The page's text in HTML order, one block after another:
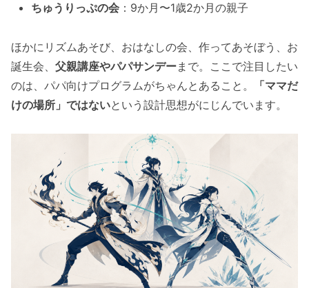
ちゅうりっぷの会 ：9か月〜1歳2か月の親子
ほかにリズムあそび、おはなしの会、作ってあそぼう、お
誕生会、 父親講座やパパサンデーまで。ここで注目したい
のは、パパ向けプログラムがちゃんとあること。
「ママだ
けの場所」ではないという設計思想がにじんでいます。